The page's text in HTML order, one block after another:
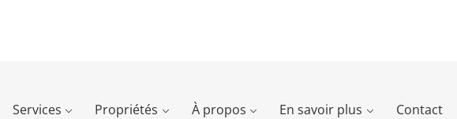
Services Propriétés À propos En savoir plus
Contact